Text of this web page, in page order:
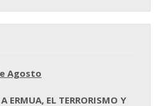
Agosto
ERMUA, EL TERRORISMO Y